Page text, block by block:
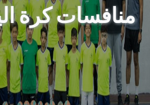
منافسات كرة